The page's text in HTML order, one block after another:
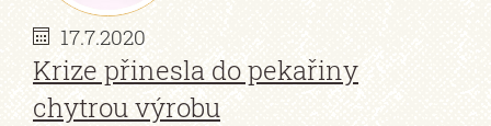
17.7.2020
Krize přinesla do pekařiny
chytrou výrobu